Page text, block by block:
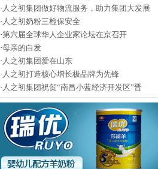
· 人之初集团做好物流服务，助力集团大发展
· 人之初奶粉三检保安全
·第六届全球华人企业家论坛在京召开
·母亲的白发
· 人之初集团爱在山东
· 人之初打造核心增长极品牌为先锋
· 人之初集团祝贺“南昌小蓝经济开发区”晋